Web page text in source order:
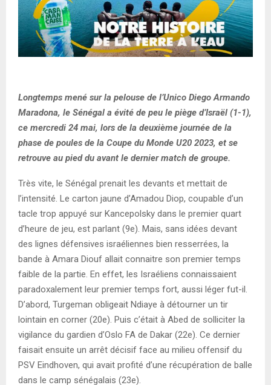
Longtemps mené sur la pelouse de l’Unico Diego Armando
Maradona, le Sénégal a évité de peu le piège d’Israël (1-1),
ce mercredi 24 mai, lors de la deuxième journée de la
phase de poules de la Coupe du Monde U20 2023, et se
retrouve au pied du avant le dernier match de groupe.
Très vite, le Sénégal prenait les devants et mettait de
l’intensité. Le carton jaune d’Amadou Diop, coupable d’un
tacle trop appuyé sur Kancepolsky dans le premier quart
d’heure de jeu, est parlant (9e). Mais, sans idées devant
des lignes défensives israéliennes bien resserrées, la
bande à Amara Diouf allait connaitre son premier temps
faible de la partie. En effet, les Israéliens connaissaient
paradoxalement leur premier temps fort, aussi léger fut-il.
D’abord, Turgeman obligeait Ndiaye à détourner un tir
lointain en corner (20e). Puis c’était à Abed de solliciter la
vigilance du gardien d’Oslo FA de Dakar (22e). Ce dernier
faisait ensuite un arrêt décisif face au milieu offensif du
PSV Eindhoven, qui avait profité d’une récupération de balle
dans le camp sénégalais (23e).